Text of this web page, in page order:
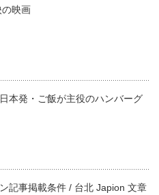
の映画
日本発・ご飯が主役のハンバーグ
記事掲載条件 / 台北 Japion 文章